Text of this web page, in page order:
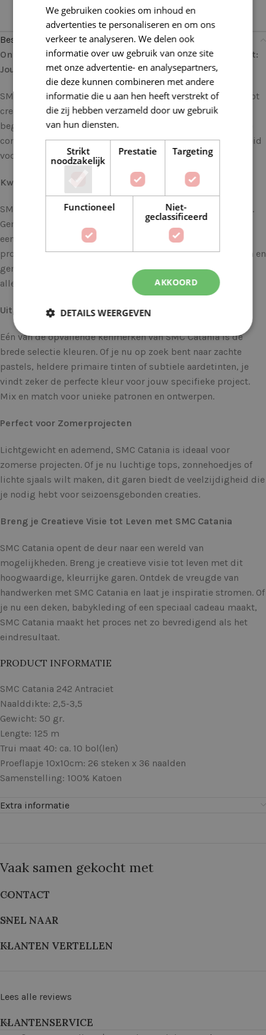
Beschrijving
Ontdek Creativiteit met deze SMC Catania 242 Antraciet:
Jouw Perfecte Garen voor Elke Haak- en Brei uitdaging
SMC Catania is niet zomaar garen; het is een uitnodiging tot
creativiteit. Of je nu een ervaren handwerker bent of net
begint met haken en breien, SMC Catania biedt de perfecte
combinatie van veelzijdigheid, kleurkeuze en duurzaamheid
voor al je projecten.
Kwaliteit die Opvalt
SMC Catania staat bekend om zijn onberispelijke kwaliteit.
Gemaakt van 100% gemerceriseerd katoen, biedt dit garen
een gladde, glanzende afwerking die je projecten een
professionele uitstraling geeft. Bovendien is het duurzaam en
gemakkelijk te onderhouden, waardoor het ideaal is voor
allerlei creatieve projecten.
Uitgebreide Kleurenkeuze
Eén van de opvallende kenmerken van SMC Catania is de
brede selectie kleuren. Of je nu op zoek bent naar zachte
pastels, heldere primaire tinten of subtiele aardetinten, je
vindt zeker de perfecte kleur voor jouw specifieke project.
Mix en match voor unieke patronen en ontwerpen.
Perfect voor Zomerprojecten
Lichtgewicht en ademend, SMC Catania is ideaal voor
zomerse projecten. Of je nu luchtige tops, zonnehoedjes of
lichte sjaals wilt maken, dit garen biedt de veelzijdigheid die
je nodig hebt voor seizoensgebonden creaties.
Breng je Creatieve Visie tot Leven met SMC Catania
SMC Catania opent de deur naar een wereld van
mogelijkheden. Breng je creatieve visie tot leven met dit
hoogwaardige, kleurrijke garen. Ontdek de vreugde van
handwerken met SMC Catania en laat je inspiratie stromen. Of
je nu een deken, babykleding of een speciaal cadeau maakt,
SMC Catania maakt het proces net zo bevredigend als het
eindresultaat.
PRODUCT INFORMATIE
SMC Catania 242 Antraciet
Naalddikte: 2,5-3,5
Gewicht: 50 gr.
Lengte: 125 m
Trui maat 40: ca. 10 bol(len)
Proeflapje 10x10cm: 26 steken x 36 naalden
Samenstelling: 100% Katoen
Extra informatie
Vaak samen gekocht met
CONTACT
SNEL NAAR
KLANTEN VERTELLEN
Lees alle reviews
KLANTENSERVICE
We gebruiken cookies om inhoud en
advertenties te personaliseren en om ons
verkeer te analyseren. We delen ook
informatie over uw gebruik van onze site
met onze advertentie- en analysepartners,
die deze kunnen combineren met andere
informatie die u aan hen heeft verstrekt of
die zij hebben verzameld door uw gebruik
van hun diensten.
Strikt
noodzakelijk
Prestatie Targeting
Functioneel
Niet-
geclassificeerd
AKKOORD
DETAILS WEERGEVEN